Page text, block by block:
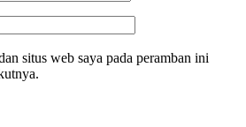
situs web saya pada peramban ini